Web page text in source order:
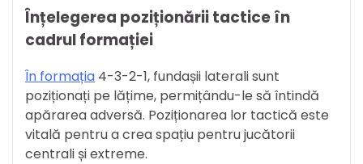
Înțelegerea poziționării tactice în
cadrul formației
În formația 4-3-2-1, fundașii laterali sunt
poziționați pe lățime, permițându-le să întindă
apărarea adversă. Poziționarea lor tactică este
vitală pentru a crea spațiu pentru jucătorii
centrali și extreme.